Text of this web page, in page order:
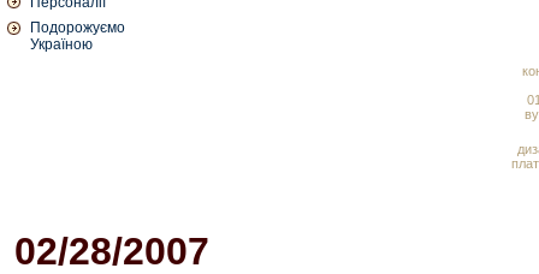
Подорожуємо
Україною
02/28/2007